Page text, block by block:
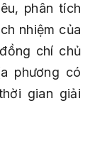
phân tích
nhiệm của
chí chủ
phương có
gian giải